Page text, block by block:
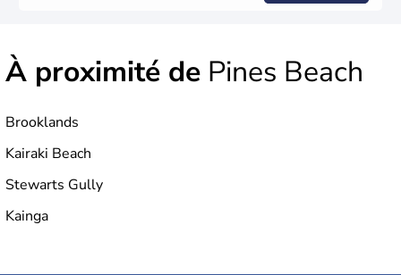
À proximité de Pines Beach
Brooklands
Kairaki Beach
Stewarts Gully
Kainga